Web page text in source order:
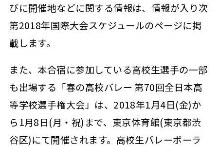
びに開催地などに関する情報は、情報が入り次
第2018年国際大会スケジュールのページに掲
載します。
また、本合宿に参加している高校生選手の一部
も出場する「春の高校バレー 第70回全日本高
等学校選手権大会」は、2018年1月4日(金)か
ら1月8日(月・祝)まで、東京体育館(東京都渋
谷区)にて開催されます。高校生バレーボーラ